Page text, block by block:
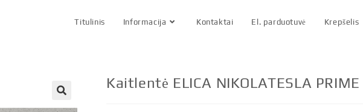
Titulinis Informacija Kontaktai El. parduotuvė Krepšelis
Kaitlentė ELICA NIKOLATESLA